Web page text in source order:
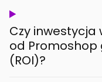
Czy
od
(ROI)?